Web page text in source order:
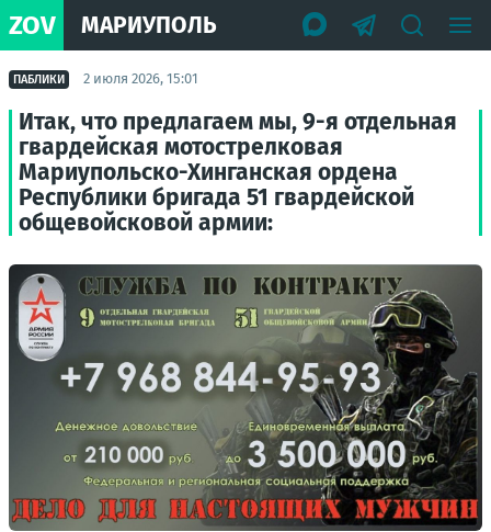
ZOV МАРИУПОЛЬ
ПАБЛИКИ 2 июля 2026, 15:01
Итак, что предлагаем мы, 9-я отдельная
гвардейская мотострелковая
Мариупольско-Хинганская ордена
Республики бригада 51 гвардейской
общевойсковой армии: